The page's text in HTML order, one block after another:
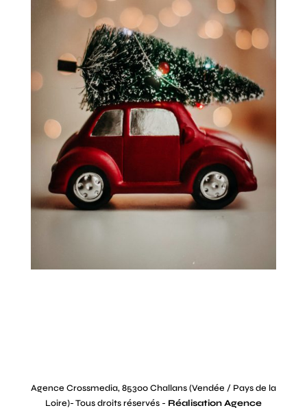
Agence Crossmedia, 85300 Challans (Vendée / Pays de la
Loire)- Tous droits réservés - Réalisation Agence